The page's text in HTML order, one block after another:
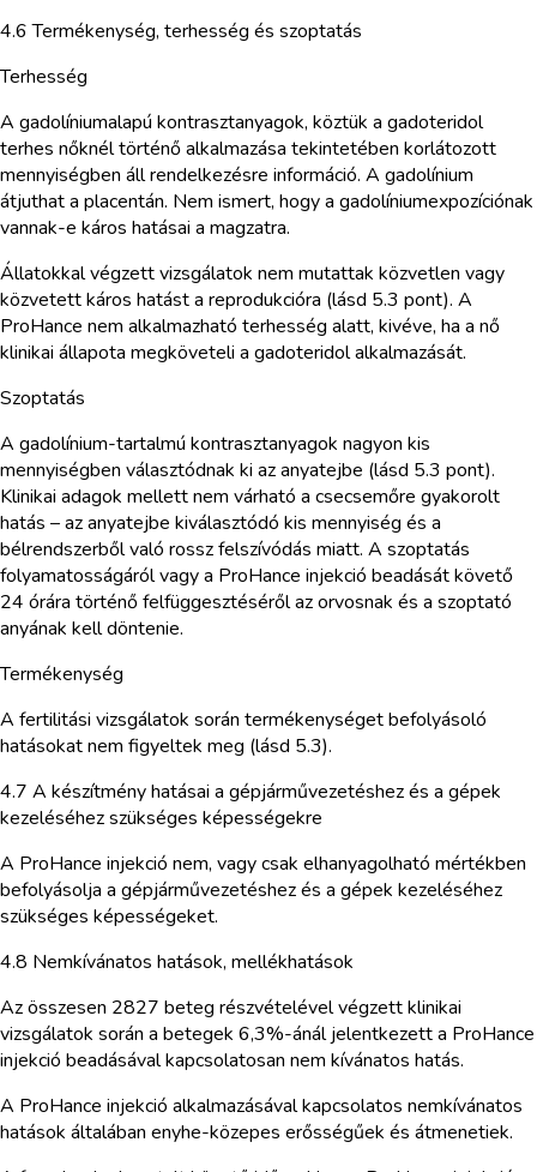
4.6 Termékenység, terhesség és szoptatás
Terhesség
A gadolíniumalapú kontrasztanyagok, köztük a gadoteridol
terhes nőknél történő alkalmazása tekintetében korlátozott
mennyiségben áll rendelkezésre információ. A gadolínium
átjuthat a placentán. Nem ismert, hogy a gadolíniumexpozíciónak
vannak-e káros hatásai a magzatra.
Állatokkal végzett vizsgálatok nem mutattak közvetlen vagy
közvetett káros hatást a reprodukcióra (lásd 5.3 pont). A
ProHance nem alkalmazható terhesség alatt, kivéve, ha a nő
klinikai állapota megköveteli a gadoteridol alkalmazását.
Szoptatás
A gadolínium-tartalmú kontrasztanyagok nagyon kis
mennyiségben választódnak ki az anyatejbe (lásd 5.3 pont).
Klinikai adagok mellett nem várható a csecsemőre gyakorolt
hatás – az anyatejbe kiválasztódó kis mennyiség és a
bélrendszerből való rossz felszívódás miatt. A szoptatás
folyamatosságáról vagy a ProHance injekció beadását követő
24 órára történő felfüggesztéséről az orvosnak és a szoptató
anyának kell döntenie.
Termékenység
A fertilitási vizsgálatok során termékenységet befolyásoló
hatásokat nem figyeltek meg (lásd 5.3).
4.7 A készítmény hatásai a gépjárművezetéshez és a gépek
kezeléséhez szükséges képességekre
A ProHance injekció nem, vagy csak elhanyagolható mértékben
befolyásolja a gépjárművezetéshez és a gépek kezeléséhez
szükséges képességeket.
4.8 Nemkívánatos hatások, mellékhatások
Az összesen 2827 beteg részvételével végzett klinikai
vizsgálatok során a betegek 6,3%-ánál jelentkezett a ProHance
injekció beadásával kapcsolatosan nem kívánatos hatás.
A ProHance injekció alkalmazásával kapcsolatos nemkívánatos
hatások általában enyhe-közepes erősségűek és átmenetiek.